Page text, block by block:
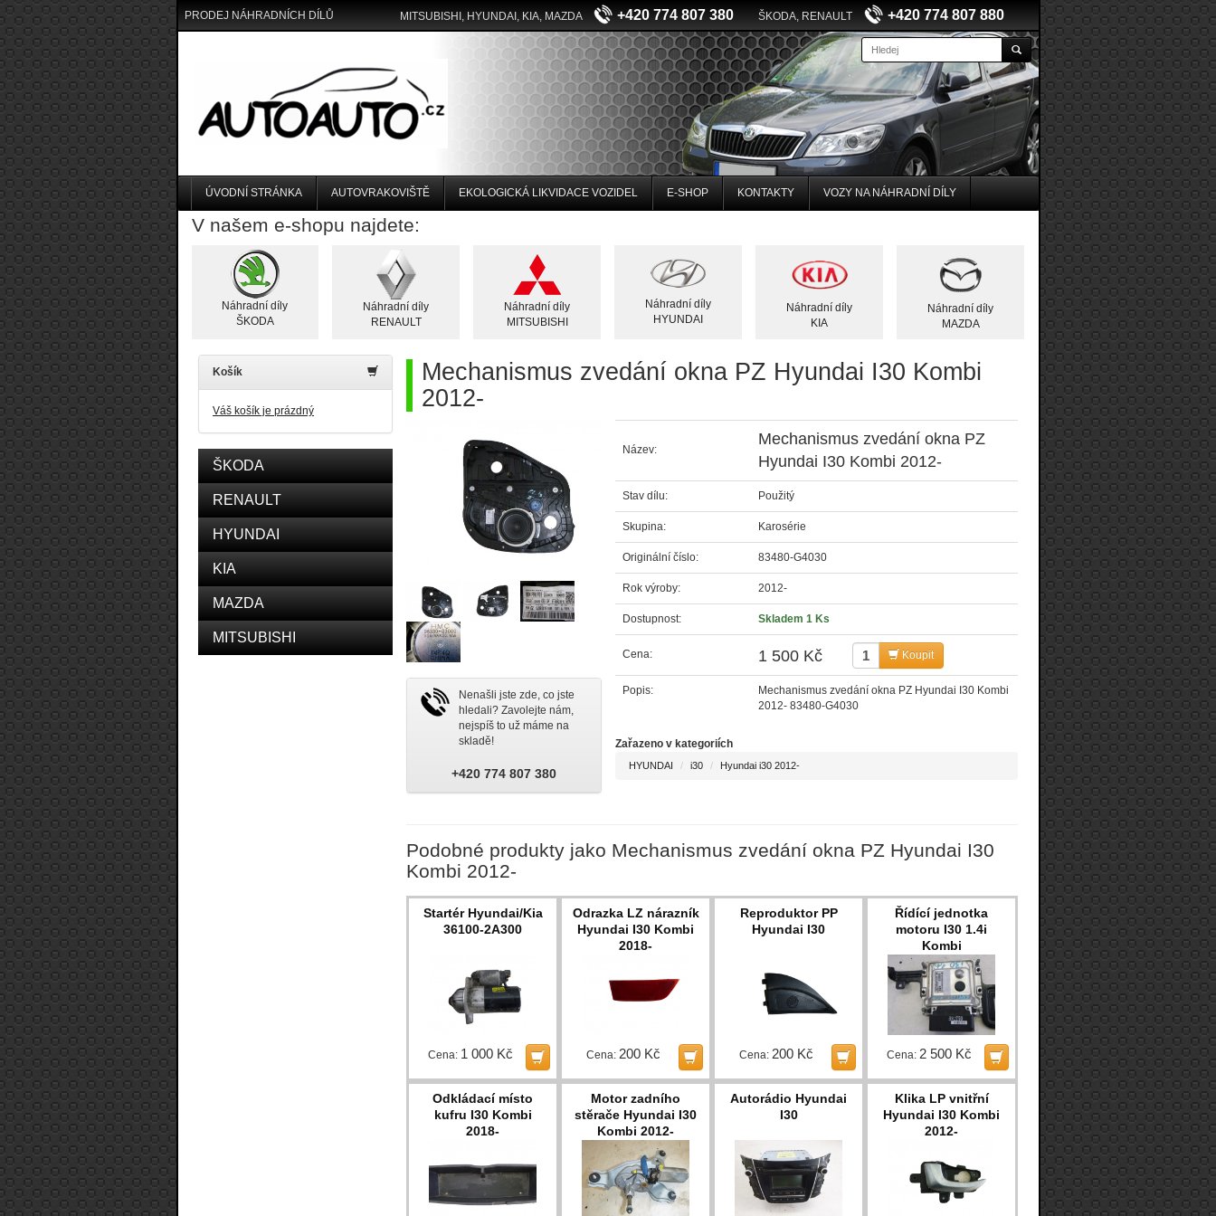
PRODEJ NÁHRADNÍCH DÍLŮ MITSUBISHI, HYUNDAI, KIA, MAZDA +420 774 807 380 ŠKODA, RENAULT +420 774 807 880
ÚVODNÍ STRÁNKA AUTOVRAKOVIŠTĚ EKOLOGICKÁ LIKVIDACE VOZIDEL E-SHOP KONTAKTY VOZY NA NÁHRADNÍ DÍLY
V našem e-shopu najdete:
Náhradní díly
ŠKODA
Náhradní díly
RENAULT
Náhradní díly
MITSUBISHI
Náhradní díly
HYUNDAI
Náhradní díly
KIA
Náhradní díly
MAZDA
Košík
Váš košík je prázdný
ŠKODA
RENAULT
HYUNDAI
KIA
MAZDA
MITSUBISHI
Mechanismus zvedání okna PZ Hyundai I30 Kombi
2012-
Nenašli jste zde, co jste
hledali? Zavolejte nám,
nejspíš to už máme na
skladě!
+420 774 807 380
Název:
Mechanismus zvedání okna PZ
Hyundai I30 Kombi 2012-
Stav dílu: Použitý
Skupina: Karosérie
Originální číslo: 83480-G4030
Rok výroby: 2012-
Dostupnost: Skladem 1 Ks
Cena: 1 500 Kč Koupit
Popis:
Mechanismus zvedání okna PZ Hyundai I30 Kombi
2012- 83480-G4030
Zařazeno v kategoriích
HYUNDAI i30 Hyundai i30 2012-
Podobné produkty jako Mechanismus zvedání okna PZ Hyundai I30
Kombi 2012-
Startér Hyundai/Kia
36100-2A300
Cena: 1 000 Kč
Odrazka LZ nárazník
Hyundai I30 Kombi
2018-
Cena:200 Kč
Reproduktor PP
Hyundai I30
Cena:200 Kč
Řídící jednotka
motoru I30 1.4i
Kombi
Cena:2 500 Kč
Odkládací místo
kufru I30 Kombi
2018-
Motor zadního
stěrače Hyundai I30
Kombi 2012-
Autorádio Hyundai
I30
Klika LP vnitřní
Hyundai I30 Kombi
2012-